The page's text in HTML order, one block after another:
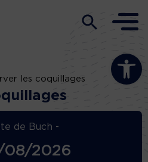
Ouvrir la
les coquillages
de Buch -
08/2026